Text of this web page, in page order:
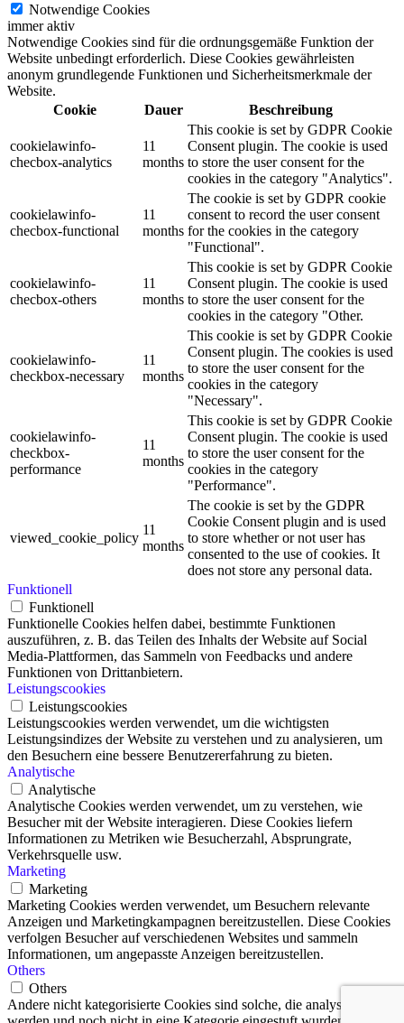
Notwendige Cookies
immer aktiv
Notwendige Cookies sind für die ordnungsgemäße Funktion der
Website unbedingt erforderlich. Diese Cookies gewährleisten
anonym grundlegende Funktionen und Sicherheitsmerkmale der
Website.
Cookie
Dauer Beschreibung
cookielawinfo-
checbox-analytics
11
months
This cookie is set by GDPR Cookie
Consent plugin. The cookie is used
to store the user consent for the
cookies in the category "Analytics".
cookielawinfo-
checbox-functional
11
months
The cookie is set by GDPR cookie
consent to record the user consent
for the cookies in the category
"Functional".
cookielawinfo-
checbox-others
11
months
This cookie is set by GDPR Cookie
Consent plugin. The cookie is used
to store the user consent for the
cookies in the category "Other.
cookielawinfo-
checkbox-necessary
11
months
This cookie is set by GDPR Cookie
Consent plugin. The cookies is used
to store the user consent for the
cookies in the category
"Necessary".
cookielawinfo-
checkbox-
performance
11
months
This cookie is set by GDPR Cookie
Consent plugin. The cookie is used
to store the user consent for the
cookies in the category
"Performance".
viewed_cookie_policy
11
months
The cookie is set by the GDPR
Cookie Consent plugin and is used
to store whether or not user has
consented to the use of cookies. It
does not store any personal data.
Funktionell
Funktionell
Funktionelle Cookies helfen dabei, bestimmte Funktionen
auszuführen, z. B. das Teilen des Inhalts der Website auf Social
Media-Plattformen, das Sammeln von Feedbacks und andere
Funktionen von Drittanbietern.
Leistungscookies
Leistungscookies
Leistungscookies werden verwendet, um die wichtigsten
Leistungsindizes der Website zu verstehen und zu analysieren, um
den Besuchern eine bessere Benutzererfahrung zu bieten.
Analytische
Analytische
Analytische Cookies werden verwendet, um zu verstehen, wie
Besucher mit der Website interagieren. Diese Cookies liefern
Informationen zu Metriken wie Besucherzahl, Absprungrate,
Verkehrsquelle usw.
Marketing
Marketing
Marketing Cookies werden verwendet, um Besuchern relevante
Anzeigen und Marketingkampagnen bereitzustellen. Diese Cookies
verfolgen Besucher auf verschiedenen Websites und sammeln
Informationen, um angepasste Anzeigen bereitzustellen.
Others
Others
Andere nicht kategorisierte Cookies sind solche, die analysiert